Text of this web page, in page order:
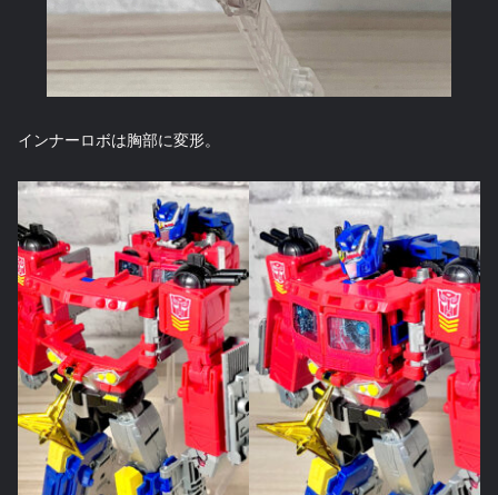
インナーロボは胸部に変形。